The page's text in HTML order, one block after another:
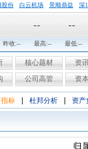
股份 白云机场 景顺鼎益
深
-- --
昨收:-- 最高:-- 最低:--
核心题材 资
公司高管 资
标 杜邦分析 资产